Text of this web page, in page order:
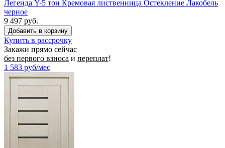
Легенда Y-5 тон Кремовая лиственница Остекление Лакобель
черное
9 497 руб.
Купить в рассрочку
Закажи прямо сейчас
без первого взноса и переплат!
1 583 руб/мес